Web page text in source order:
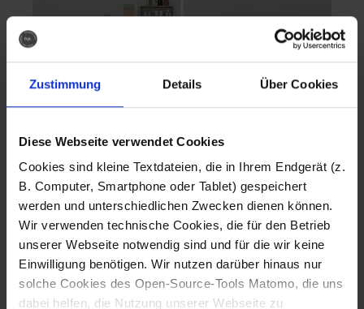
Zustimmung Details Über Cookies
Diese Webseite verwendet Cookies
Cookies sind kleine Textdateien, die in Ihrem Endgerät (z.
B. Computer, Smartphone oder Tablet) gespeichert
werden und unterschiedlichen Zwecken dienen können.
Wir verwenden technische Cookies, die für den Betrieb
unserer Webseite notwendig sind und für die wir keine
Einwilligung benötigen. Wir nutzen darüber hinaus nur
solche Cookies des Open-Source-Tools Matomo, die uns
dabei helfen, die Nutzung unserer Webseite zu
Fotografo: Lorenz
Sternbach
Download
Fotografo: Lorenz
Sternbach
Download